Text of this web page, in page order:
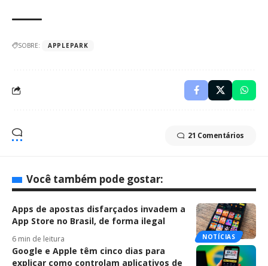
SOBRE: APPLEPARK
21 Comentários
Você também pode gostar:
NOTÍCIAS
Apps de apostas disfarçados invadem a
App Store no Brasil, de forma ilegal
6 min de leitura
Google e Apple têm cinco dias para
explicar como controlam aplicativos de